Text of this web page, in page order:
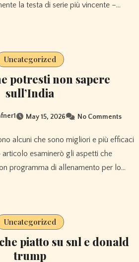
la testa di serie più vincente –…
Uncategorized
potresti non sapere
sull’India
May 15, 2026 No Comments
esaminerò gli aspetti che
programma di allenamento per lo…
Uncategorized
piatto su snl e donald
trump